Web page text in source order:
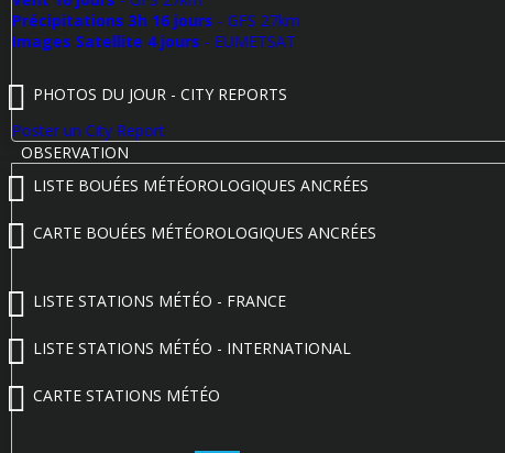
Précipitations 3h 16 jours - GFS 27km
Images Satellite 4 jours - EUMETSAT
PHOTOS DU JOUR - CITY REPORTS
Poster un City Report
OBSERVATION
LISTE BOUÉES MÉTÉOROLOGIQUES ANCRÉES
CARTE BOUÉES MÉTÉOROLOGIQUES ANCRÉES
LISTE STATIONS MÉTÉO - FRANCE
LISTE STATIONS MÉTÉO - INTERNATIONAL
CARTE STATIONS MÉTÉO